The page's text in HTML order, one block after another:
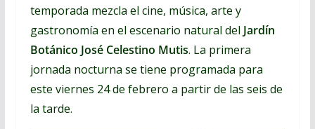
temporada mezcla el cine, música, arte y
gastronomía en el escenario natural del Jardín
Botánico José Celestino Mutis. La primera
jornada nocturna se tiene programada para
este viernes 24 de febrero a partir de las seis de
la tarde.